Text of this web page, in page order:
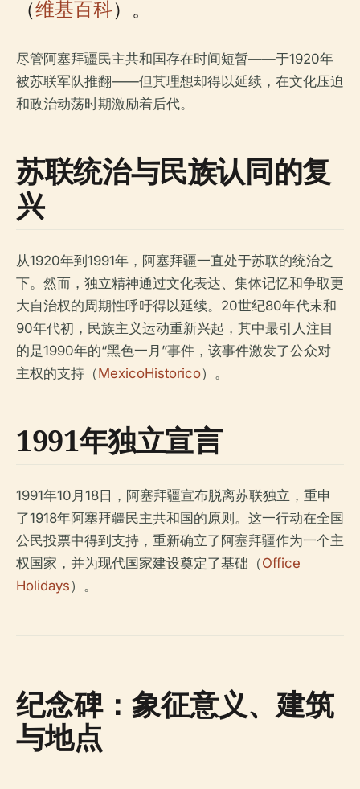
（维基百科）。
尽管阿塞拜疆民主共和国存在时间短暂——于1920年
被苏联军队推翻——但其理想却得以延续，在文化压迫
和政治动荡时期激励着后代。
苏联统治与民族认同的复
兴
从1920年到1991年，阿塞拜疆一直处于苏联的统治之
下。然而，独立精神通过文化表达、集体记忆和争取更
大自治权的周期性呼吁得以延续。20世纪80年代末和
90年代初，民族主义运动重新兴起，其中最引人注目
的是1990年的“黑色一月”事件，该事件激发了公众对
主权的支持（MexicoHistorico）。
1991年独立宣言
1991年10月18日，阿塞拜疆宣布脱离苏联独立，重申
了1918年阿塞拜疆民主共和国的原则。这一行动在全国
公民投票中得到支持，重新确立了阿塞拜疆作为一个主
权国家，并为现代国家建设奠定了基础（Office
Holidays）。
纪念碑：象征意义、建筑
与地点